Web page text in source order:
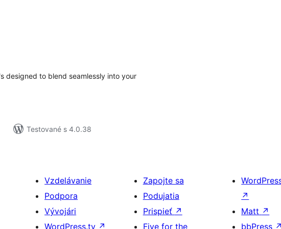
designed to blend seamlessly into your
Testované s 4.0.38
Vzdelávanie
Podpora
Vývojári
WordPress.tv ↗
Zapojte sa
Podujatia
Prispieť ↗
Five for the
↗
Matt ↗
bbPress ↗